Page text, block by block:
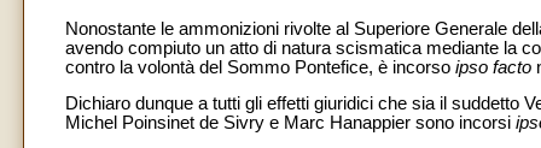
Nonostante le ammonizioni rivolte al Superiore Generale
avendo compiuto un atto di natura scismatica mediante la
contro la volontà del Sommo Pontefice, è incorso ipso facto
Dichiaro dunque a tutti gli effetti giuridici che sia il suddetto
Michel Poinsinet de Sivry e Marc Hanappier sono incorsi